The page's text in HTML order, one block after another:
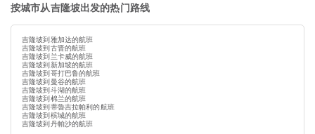
按城市从吉隆坡出发的热门路线
吉隆坡到雅加达的航班
吉隆坡到古晋的航班
吉隆坡到兰卡威的航班
吉隆坡到新加坡的航班
吉隆坡到哥打巴鲁的航班
吉隆坡到曼谷的航班
吉隆坡到斗湖的航班
吉隆坡到棉兰的航班
吉隆坡到蒂魯吉拉帕利的航班
吉隆坡到槟城的航班
吉隆坡到丹帕沙的航班